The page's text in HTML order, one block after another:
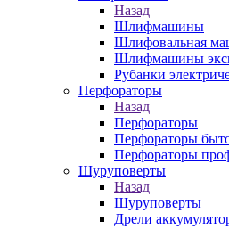
Назад
Шлифмашины
Шлифовальная
Шлифмашины
Рубанки
Перфораторы
Назад
Перфораторы
Перфораторы
Перфораторы
Шуруповерты
Назад
Шуруповерты
Дрели